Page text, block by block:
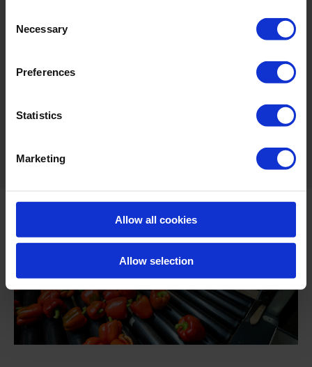
Selection
Necessary
Preferences
Statistics
Marketing
Allow all cookies
Allow selection
Peut être appliqué avec divers appareils à haute
pression, appareils à basse pression et dispositifs